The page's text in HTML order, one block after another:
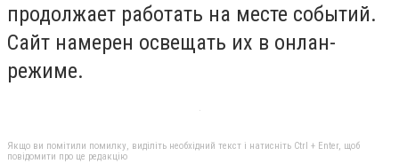
продолжает работать на месте событий.
Сайт намерен освещать их в онлан-
режиме.
Якщо ви помітили помилку, виділіть необхідний текст і натисніть Ctrl + Enter, щоб
повідомити про це редакцію